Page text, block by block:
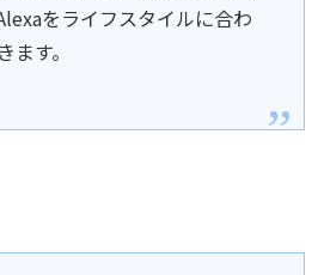
をライフスタイルに合わ
す。